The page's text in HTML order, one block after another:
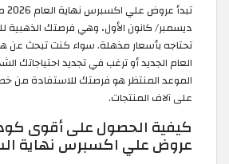
ديسمبر/ كانون الأول، وهي فرصتك
تحتاجه بأسعار مذهلة. سواء كنت تبحث عن
العام الجديد أو ترغب في تجديد احتياجاتك
على آلاف المنتجات.
كيفية الحصول على أقوى
عروض علي اكسبرس نهاية السنة